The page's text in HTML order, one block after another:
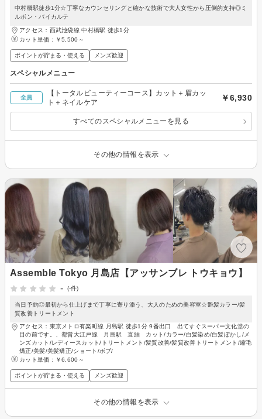
中村橋駅徒歩1分☆丁寧なカウンセリングと確かな技術で大人女性から圧倒的支持◎ミ
ルボン・バイカルテ
アクセス：西武池袋線 中村橋駅 徒歩1分
カット単価： ￥5,500～
ポイントが貯まる・使える メンズ歓迎
スペシャルメニュー
全員
【トータルビューティーコース】カット＋眉カッ
ト＋ネイルケア
￥6,930
すべてのスペシャルメニューを見る
その他の情報を表示
Assemble Tokyo 月島店【アッサンブレ トウキョウ】
-
(-件)
当日予約◎最初から仕上げまで丁寧に寄り添う、大人のための美容室☆艶髪カラー/髪
質改善トリートメント
アクセス：東京メトロ有楽町線 月島駅 徒歩1分 9番出口 出てすぐスーパー文化堂の
目の前です。、都営大江戸線 月島駅 直結 カット/カラー/白髪染め/白髪ぼかし/メ
ンズカット/レディースカット/トリートメント/髪質改善/髪質改善トリートメント/縮毛
矯正/美髪/美髪矯正/ショート/ボブ/
カット単価： ￥6,600～
ポイントが貯まる・使える メンズ歓迎
その他の情報を表示